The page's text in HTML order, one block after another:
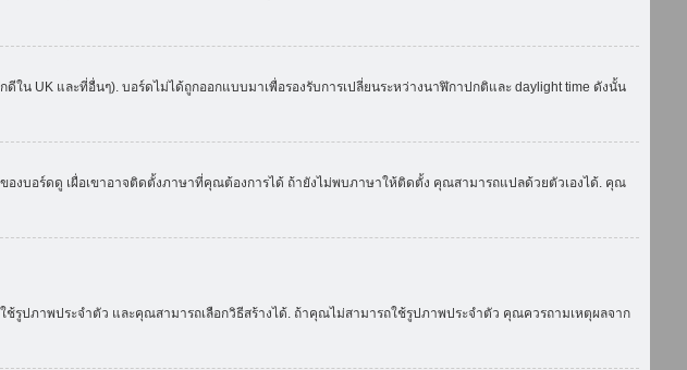
ใน UK และที่อื่นๆ). บอร์ดไม่ได้ถูกออกแบบมาเพื่อรองรับการเปลี่ยนระหว่างนาฬิกาปกติและ daylight time ดังนั้น
งบอร์ดดู เผื่อเขาอาจติดตั้งภาษาที่คุณต้องการได้ ถ้ายังไม่พบภาษาให้ติดตั้ง คุณสามารถแปลด้วยตัวเองได้. คุณ
ปภาพประจำตัว และคุณสามารถเลือกวิธีสร้างได้. ถ้าคุณไม่สามารถใช้รูปภาพประจำตัว คุณควรถามเหตุผลจาก